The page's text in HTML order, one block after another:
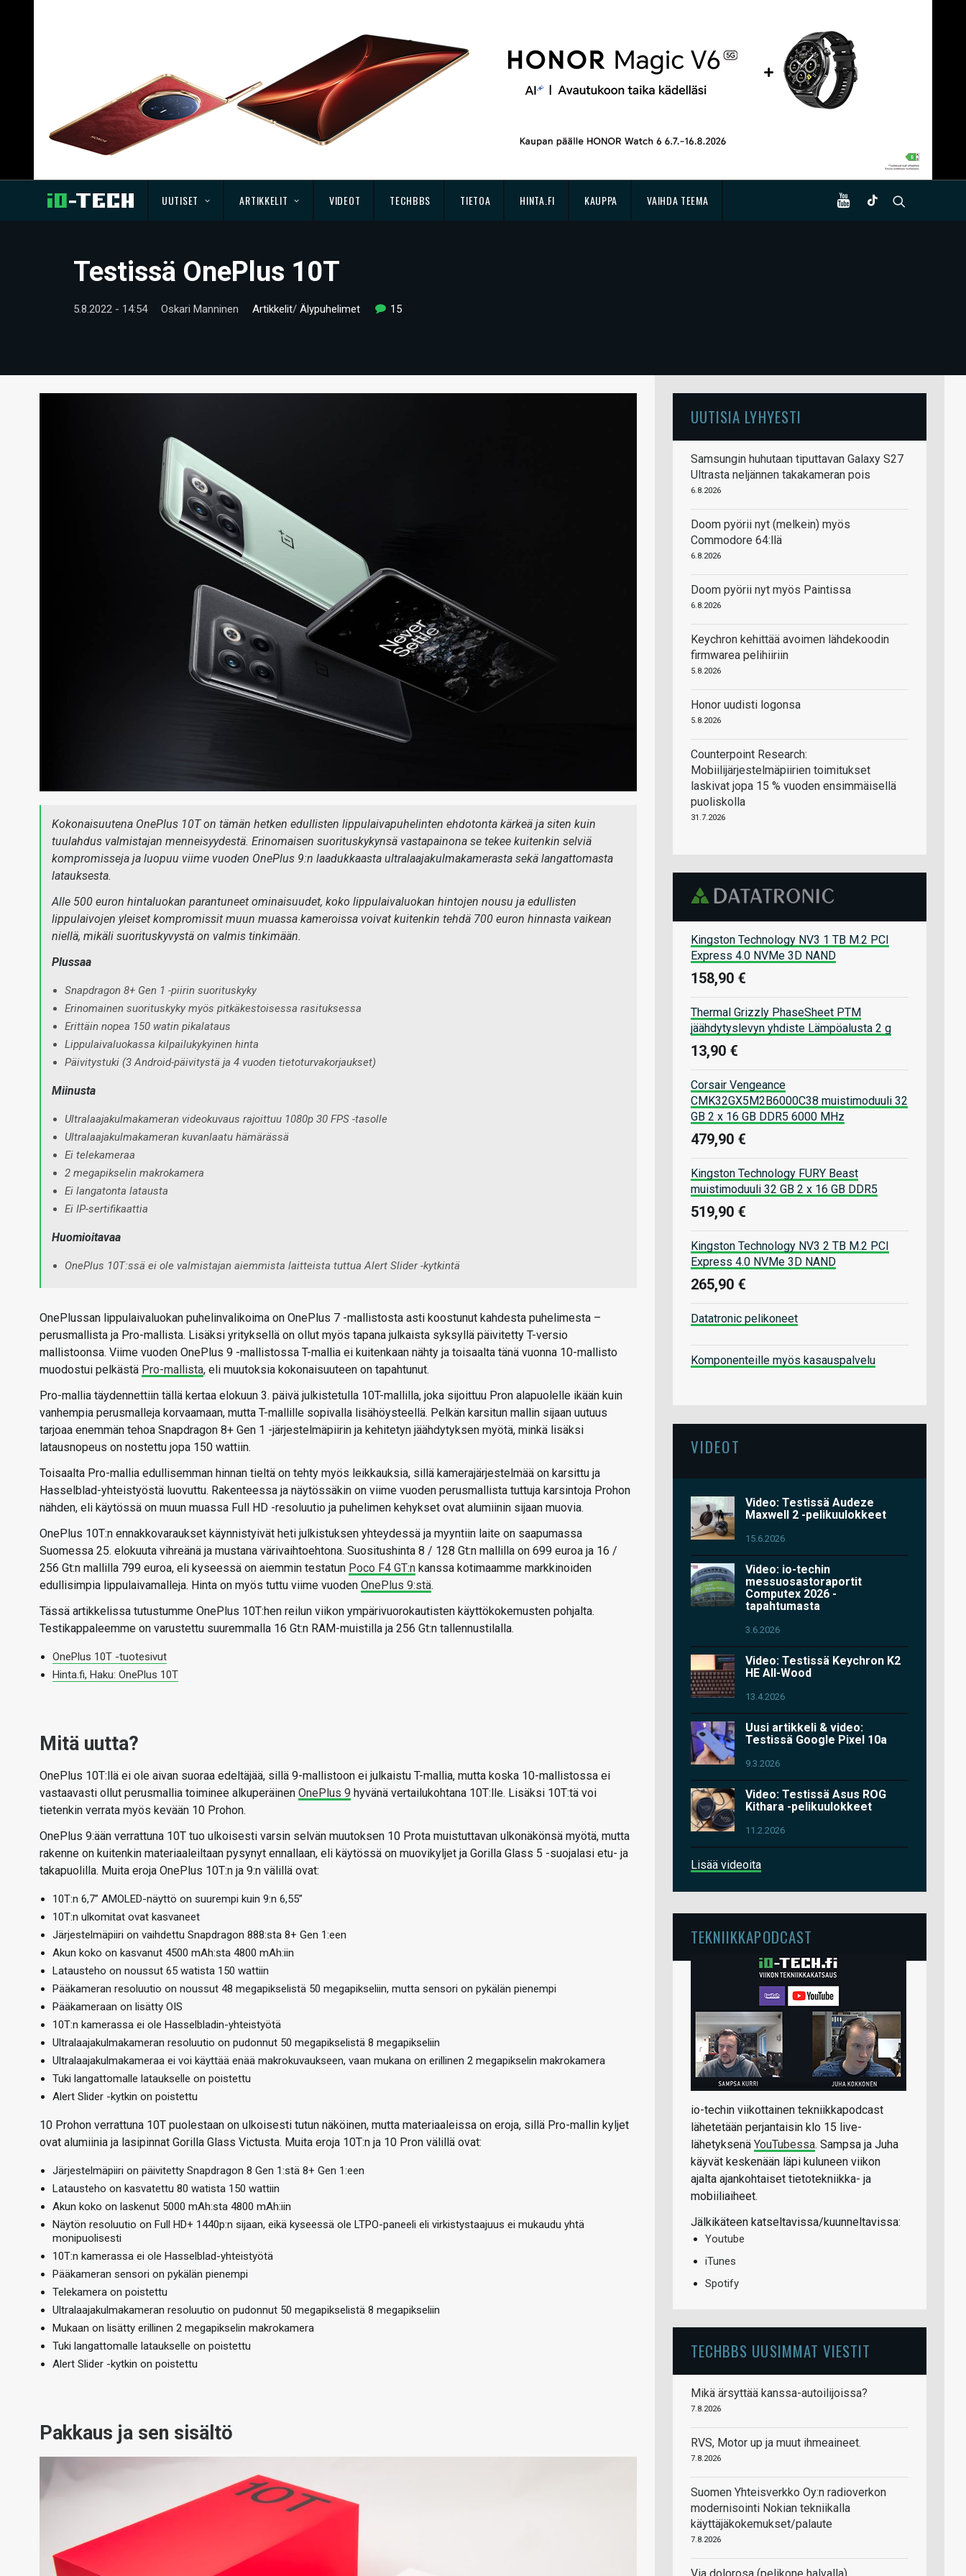
UUTISET ARTIKKELIT VIDEOT TECHBBS TIETOA HINTA.FI KAUPPA VAIHDA TEEMA
Testissä OnePlus 10T
5.8.2022 - 14:54 Oskari Manninen Artikkelit/ Älypuhelimet 15
Kokonaisuutena OnePlus 10T on tämän hetken edullisten lippulaivapuhelinten ehdotonta kärkeä ja siten kuin
tuulahdus valmistajan menneisyydestä. Erinomaisen suorituskykynsä vastapainona se tekee kuitenkin selviä
kompromisseja ja luopuu viime vuoden OnePlus 9:n laadukkaasta ultralaajakulmakamerasta sekä langattomasta
latauksesta.
Alle 500 euron hintaluokan parantuneet ominaisuudet, koko lippulaivaluokan hintojen nousu ja edullisten
lippulaivojen yleiset kompromissit muun muassa kameroissa voivat kuitenkin tehdä 700 euron hinnasta vaikean
niellä, mikäli suorituskyvystä on valmis tinkimään.
Plussaa
Snapdragon 8+ Gen 1 -piirin suorituskyky
Erinomainen suorituskyky myös pitkäkestoisessa rasituksessa
Erittäin nopea 150 watin pikalataus
Lippulaivaluokassa kilpailukykyinen hinta
Päivitystuki (3 Android-päivitystä ja 4 vuoden tietoturvakorjaukset)
Miinusta
Ultralaajakulmakameran videokuvaus rajoittuu 1080p 30 FPS -tasolle
Ultralaajakulmakameran kuvanlaatu hämärässä
Ei telekameraa
2 megapikselin makrokamera
Ei langatonta latausta
Ei IP-sertifikaattia
Huomioitavaa
OnePlus 10T:ssä ei ole valmistajan aiemmista laitteista tuttua Alert Slider -kytkintä
OnePlussan lippulaivaluokan puhelinvalikoima on OnePlus 7 -mallistosta asti koostunut kahdesta puhelimesta –
perusmallista ja Pro-mallista. Lisäksi yrityksellä on ollut myös tapana julkaista syksyllä päivitetty T-versio
mallistoonsa. Viime vuoden OnePlus 9 -mallistossa T-mallia ei kuitenkaan nähty ja toisaalta tänä vuonna 10-mallisto
muodostui pelkästä Pro-mallista, eli muutoksia kokonaisuuteen on tapahtunut.
Pro-mallia täydennettiin tällä kertaa elokuun 3. päivä julkistetulla 10T-mallilla, joka sijoittuu Pron alapuolelle ikään kuin
vanhempia perusmalleja korvaamaan, mutta T-mallille sopivalla lisähöysteellä. Pelkän karsitun mallin sijaan uutuus
tarjoaa enemmän tehoa Snapdragon 8+ Gen 1 -järjestelmäpiirin ja kehitetyn jäähdytyksen myötä, minkä lisäksi
latausnopeus on nostettu jopa 150 wattiin.
Toisaalta Pro-mallia edullisemman hinnan tieltä on tehty myös leikkauksia, sillä kamerajärjestelmää on karsittu ja
Hasselblad-yhteistyöstä luovuttu. Rakenteessa ja näytössäkin on viime vuoden perusmallista tuttuja karsintoja Prohon
nähden, eli käytössä on muun muassa Full HD -resoluutio ja puhelimen kehykset ovat alumiinin sijaan muovia.
OnePlus 10T:n ennakkovaraukset käynnistyivät heti julkistuksen yhteydessä ja myyntiin laite on saapumassa
Suomessa 25. elokuuta vihreänä ja mustana värivaihtoehtona. Suositushinta 8 / 128 Gt:n mallilla on 699 euroa ja 16 /
256 Gt:n mallilla 799 euroa, eli kyseessä on aiemmin testatun Poco F4 GT:n kanssa kotimaamme markkinoiden
edullisimpia lippulaivamalleja. Hinta on myös tuttu viime vuoden OnePlus 9:stä.
Tässä artikkelissa tutustumme OnePlus 10T:hen reilun viikon ympärivuorokautisten käyttökokemusten pohjalta.
Testikappaleemme on varustettu suuremmalla 16 Gt:n RAM-muistilla ja 256 Gt:n tallennustilalla.
OnePlus 10T -tuotesivut
Hinta.fi, Haku: OnePlus 10T
Mitä uutta?
OnePlus 10T:llä ei ole aivan suoraa edeltäjää, sillä 9-mallistoon ei julkaistu T-mallia, mutta koska 10-mallistossa ei
vastaavasti ollut perusmallia toiminee alkuperäinen OnePlus 9 hyvänä vertailukohtana 10T:lle. Lisäksi 10T:tä voi
tietenkin verrata myös kevään 10 Prohon.
OnePlus 9:ään verrattuna 10T tuo ulkoisesti varsin selvän muutoksen 10 Prota muistuttavan ulkonäkönsä myötä, mutta
rakenne on kuitenkin materiaaleiltaan pysynyt ennallaan, eli käytössä on muovikyljet ja Gorilla Glass 5 -suojalasi etu- ja
takapuolilla. Muita eroja OnePlus 10T:n ja 9:n välillä ovat:
10T:n 6,7” AMOLED-näyttö on suurempi kuin 9:n 6,55”
10T:n ulkomitat ovat kasvaneet
Järjestelmäpiiri on vaihdettu Snapdragon 888:sta 8+ Gen 1:een
Akun koko on kasvanut 4500 mAh:sta 4800 mAh:iin
Latausteho on noussut 65 watista 150 wattiin
Pääkameran resoluutio on noussut 48 megapikselistä 50 megapikseliin, mutta sensori on pykälän pienempi
Pääkameraan on lisätty OIS
10T:n kamerassa ei ole Hasselbladin-yhteistyötä
Ultralaajakulmakameran resoluutio on pudonnut 50 megapikselistä 8 megapikseliin
Ultralaajakulmakameraa ei voi käyttää enää makrokuvaukseen, vaan mukana on erillinen 2 megapikselin makrokamera
Tuki langattomalle lataukselle on poistettu
Alert Slider -kytkin on poistettu
10 Prohon verrattuna 10T puolestaan on ulkoisesti tutun näköinen, mutta materiaaleissa on eroja, sillä Pro-mallin kyljet
ovat alumiinia ja lasipinnat Gorilla Glass Victusta. Muita eroja 10T:n ja 10 Pron välillä ovat:
Järjestelmäpiiri on päivitetty Snapdragon 8 Gen 1:stä 8+ Gen 1:een
Latausteho on kasvatettu 80 watista 150 wattiin
Akun koko on laskenut 5000 mAh:sta 4800 mAh:iin
Näytön resoluutio on Full HD+ 1440p:n sijaan, eikä kyseessä ole LTPO-paneeli eli virkistystaajuus ei mukaudu yhtä
monipuolisesti
10T:n kamerassa ei ole Hasselblad-yhteistyötä
Pääkameran sensori on pykälän pienempi
Telekamera on poistettu
Ultralaajakulmakameran resoluutio on pudonnut 50 megapikselistä 8 megapikseliin
Mukaan on lisätty erillinen 2 megapikselin makrokamera
Tuki langattomalle lataukselle on poistettu
Alert Slider -kytkin on poistettu
Pakkaus ja sen sisältö
UUTISIA LYHYESTI
Samsungin huhutaan tiputtavan Galaxy S27
Ultrasta neljännen takakameran pois
6.8.2026
Doom pyörii nyt (melkein) myös
Commodore 64:llä
6.8.2026
Doom pyörii nyt myös Paintissa
6.8.2026
Keychron kehittää avoimen lähdekoodin
firmwarea pelihiiriin
5.8.2026
Honor uudisti logonsa
5.8.2026
Counterpoint Research:
Mobiilijärjestelmäpiirien toimitukset
laskivat jopa 15 % vuoden ensimmäisellä
puoliskolla
31.7.2026
Kingston Technology NV3 1 TB M.2 PCI
Express 4.0 NVMe 3D NAND
158,90 €
Thermal Grizzly PhaseSheet PTM
jäähdytyslevyn yhdiste Lämpöalusta 2 g
13,90 €
Corsair Vengeance
CMK32GX5M2B6000C38 muistimoduuli 32
GB 2 x 16 GB DDR5 6000 MHz
479,90 €
Kingston Technology FURY Beast
muistimoduuli 32 GB 2 x 16 GB DDR5
519,90 €
Kingston Technology NV3 2 TB M.2 PCI
Express 4.0 NVMe 3D NAND
265,90 €
Datatronic pelikoneet
Komponenteille myös kasauspalvelu
VIDEOT
Video: Testissä Audeze
Maxwell 2 -pelikuulokkeet
15.6.2026
Video: io-techin
messuosastoraportit
Computex 2026 -
tapahtumasta
3.6.2026
Video: Testissä Keychron K2
HE All-Wood
13.4.2026
Uusi artikkeli & video:
Testissä Google Pixel 10a
9.3.2026
Video: Testissä Asus ROG
Kithara -pelikuulokkeet
11.2.2026
Lisää videoita
TEKNIIKKAPODCAST
io-techin viikottainen tekniikkapodcast
lähetetään perjantaisin klo 15 live-
lähetyksenä YouTubessa. Sampsa ja Juha
käyvät keskenään läpi kuluneen viikon
ajalta ajankohtaiset tietotekniikka- ja
mobiiliaiheet.
Jälkikäteen katseltavissa/kuunneltavissa:
Youtube
iTunes
Spotify
TECHBBS UUSIMMAT VIESTIT
Mikä ärsyttää kanssa-autoilijoissa?
7.8.2026
RVS, Motor up ja muut ihmeaineet.
7.8.2026
Suomen Yhteisverkko Oy:n radioverkon
modernisointi Nokian tekniikalla
käyttäjäkokemukset/palaute
7.8.2026